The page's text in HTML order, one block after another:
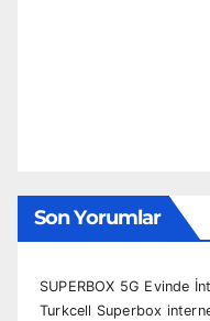
Son Yorumlar
SUPERBOX 5G Evinde
Turkcell Superbox